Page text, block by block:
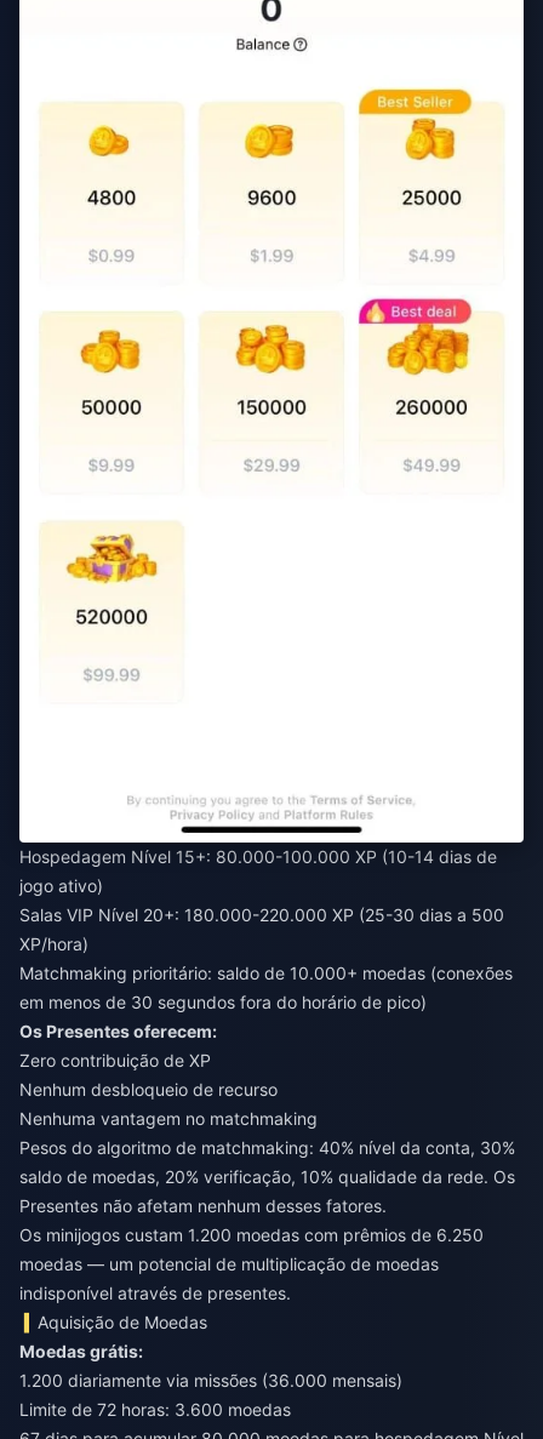
Hospedagem Nível 15+: 80.000-100.000 XP (10-14 dias de
jogo ativo)
Salas VIP Nível 20+: 180.000-220.000 XP (25-30 dias a 500
XP/hora)
Matchmaking prioritário: saldo de 10.000+ moedas (conexões
em menos de 30 segundos fora do horário de pico)
Os Presentes oferecem:
Zero contribuição de XP
Nenhum desbloqueio de recurso
Nenhuma vantagem no matchmaking
Pesos do algoritmo de matchmaking: 40% nível da conta, 30%
saldo de moedas, 20% verificação, 10% qualidade da rede. Os
Presentes não afetam nenhum desses fatores.
Os minijogos custam 1.200 moedas com prêmios de 6.250
moedas — um potencial de multiplicação de moedas
indisponível através de presentes.
Aquisição de Moedas
Moedas grátis:
1.200 diariamente via missões (36.000 mensais)
Limite de 72 horas: 3.600 moedas